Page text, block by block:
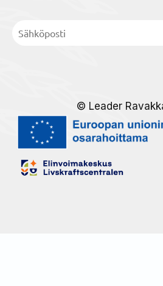
© Leader